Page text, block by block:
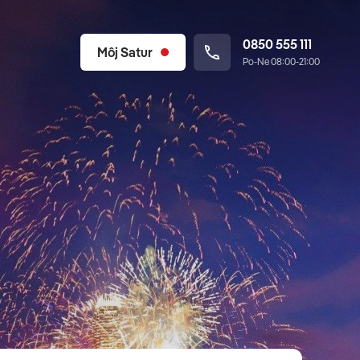
Môj Satur 0850 555 111
Po-Ne 08:00-21:00